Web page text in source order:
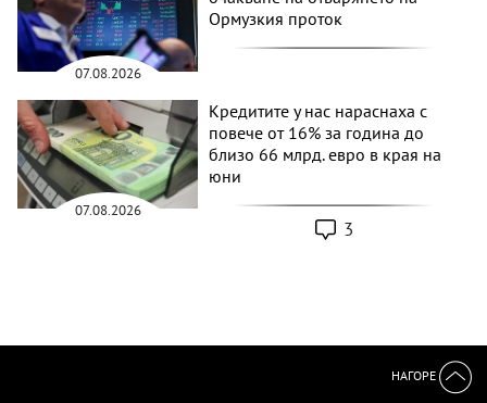
07.08.2026
Ормузкия проток
07.08.2026
Кредитите у нас нараснаха с
повече от 16% за година до
близо 66 млрд. евро в края на
юни
3
НАГОРЕ